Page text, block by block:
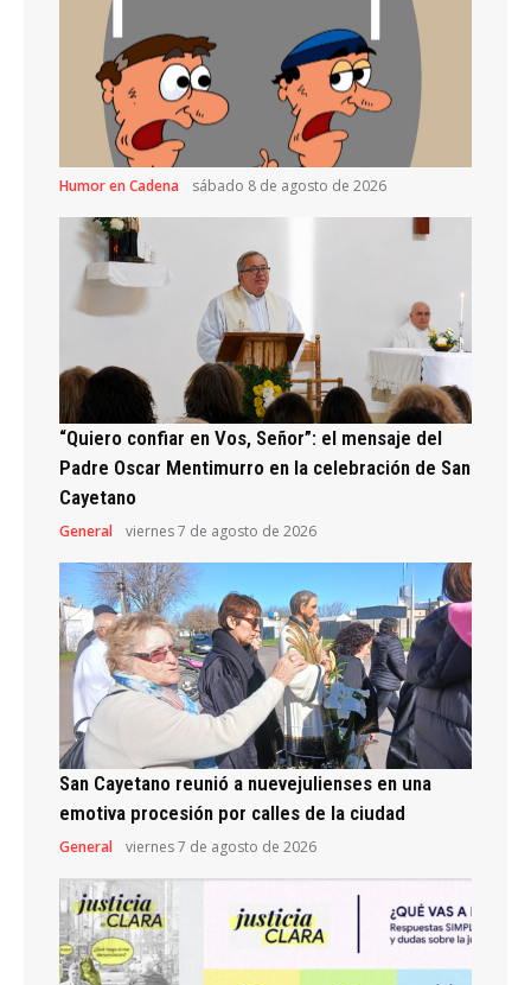
Humor en Cadena sábado 8 de agosto de 2026
“Quiero confiar en Vos, Señor”: el mensaje del
Padre Oscar Mentimurro en la celebración de San
Cayetano
General viernes 7 de agosto de 2026
San Cayetano reunió a nuevejulienses en una
emotiva procesión por calles de la ciudad
General viernes 7 de agosto de 2026